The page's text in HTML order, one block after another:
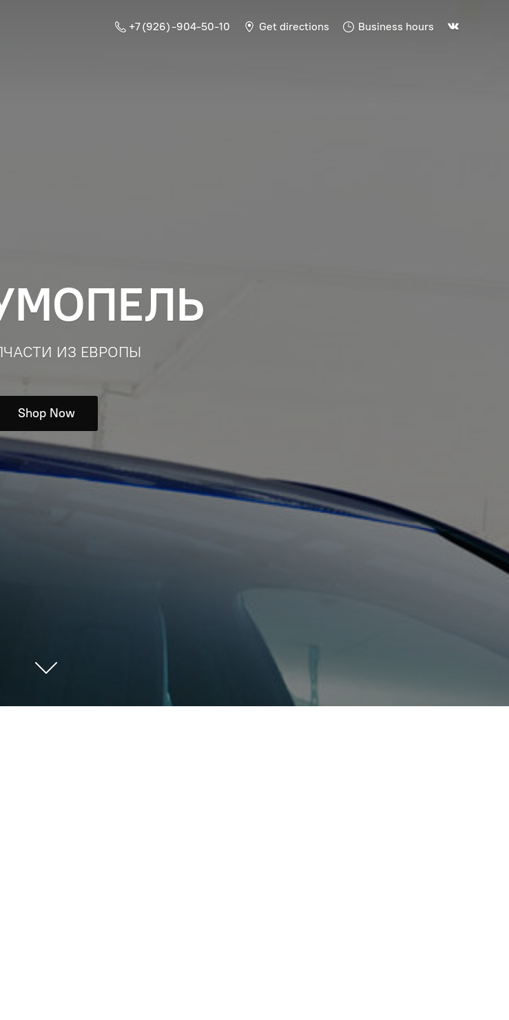
+7 (926) -904-50-10 Get directions Business hours
ИЗ ЕВРОПЫ
Shop Now